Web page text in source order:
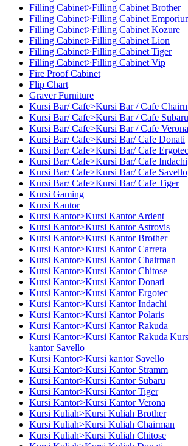
Filling Cabinet>Filling Cabinet Brother
Filling Cabinet>Filling Cabinet
Filling Cabinet>Filling Cabinet Kozure
Filling Cabinet>Filling Cabinet Lion
Filling Cabinet>Filling Cabinet Tiger
Filling Cabinet>Filling Cabinet Vip
Fire Proof Cabinet
Flip Chart
Graver Furniture
Kursi Bar/ Cafe>Kursi Bar / Cafe
Kursi Bar/ Cafe>Kursi Bar / Cafe Subaru
Kursi Bar/ Cafe>Kursi Bar / Cafe Verona
Kursi Bar/ Cafe>Kursi Bar/ Cafe Donati
Kursi Bar/ Cafe>Kursi Bar/ Cafe Ergotec
Kursi Bar/ Cafe>Kursi Bar/ Cafe Indachi
Kursi Bar/ Cafe>Kursi Bar/ Cafe Savello
Kursi Bar/ Cafe>Kursi Bar/ Cafe Tiger
Kursi Gaming
Kursi Kantor
Kursi Kantor>Kursi Kantor Ardent
Kursi Kantor>Kursi Kantor Astrovis
Kursi Kantor>Kursi Kantor Brother
Kursi Kantor>Kursi Kantor Carrera
Kursi Kantor>Kursi Kantor Chairman
Kursi Kantor>Kursi Kantor Chitose
Kursi Kantor>Kursi Kantor Donati
Kursi Kantor>Kursi Kantor Ergotec
Kursi Kantor>Kursi Kantor Indachi
Kursi Kantor>Kursi Kantor Polaris
Kursi Kantor>Kursi Kantor Rakuda
Kursi Kantor>Kursi Kantor
kantor Savello
Kursi Kantor>Kursi kantor Savello
Kursi Kantor>Kursi Kantor Stramm
Kursi Kantor>Kursi Kantor Subaru
Kursi Kantor>Kursi Kantor Tiger
Kursi Kantor>Kursi Kantor Verona
Kursi Kuliah>Kursi Kuliah Brother
Kursi Kuliah>Kursi Kuliah Chairman
Kursi Kuliah>Kursi Kuliah Chitose